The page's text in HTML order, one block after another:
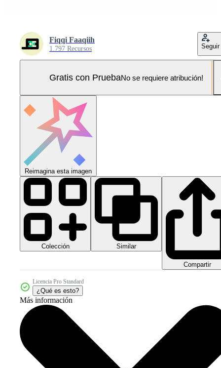
Fiqqi Faaqiih
1.797 Recursos Seguir
Gratis con PruebaNo se requiere atribución!
Reimagina esta imagen
Colección Similar
Compartir
Licencia Pro Standard
¿Qué es esto?
Más información